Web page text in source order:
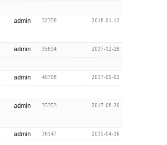
admin 32358 2018-01-12
admin 35834 2017-12-28
admin 40708 2017-09-02
admin 35353 2017-08-20
admin 36147 2015-04-16